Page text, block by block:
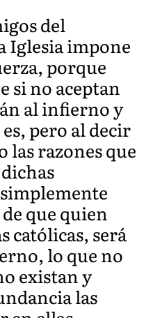
del
Iglesia impone
porque
si no aceptan
al infierno y
pero al decir
las razones que
que quien
católicas, será
lo que no
existan y
las